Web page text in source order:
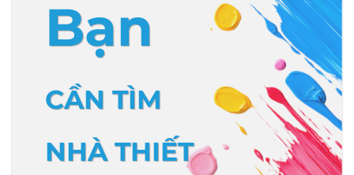
Bạn
CẦN TÌM
NHÀ THIẾT